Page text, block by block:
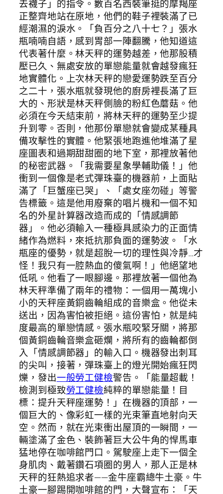
去襪子」的指令。數百名西裝筆挺的摩羯座
正整齊地站在原地，他們的鞋子裡裝滿了已
經潮濕的淚水。「負百分之八十七？」張水
瓶喃喃自語，感到胃部一陣翻騰，他知道這
代表著什麼。林天秤的運勢越差，他那股積
壓已久、無處安放的單戀能量就會越發瘋狂
地實體化。上次林天秤的戀愛運勢跌至百分
之二十，張水瓶就發現他的廚房裡長滿了巨
大的、形狀是林天秤側臉的粉紅色蘑菇。他
必須在今天結束前，將林天秤的運勢至少提
升到零。否則，他那份單戀就會變成某種具
備攻擊性的實體。他緊張地跑進他堆滿了星
座圖表和過期甜甜圈的地下室，那裡放著他
的秘密武器。「我需要星象學輔助儀！」他
衝到一個像是老式彈珠臺的機器前，上面貼
滿了「巨蟹座已哭」、「處女座勿碰」等警
告標籤。這是他用廢棄的唱片機和一個不知
名的外星計算器改造而成的「情感調節
器」。他必須輸入一種極具感染力的正面情
緒作為燃料，來抵抗那負面的運勢波。「水
瓶座的優勢，就是超脫一切的理性與冷靜…才
怪！我只有一腔熱血的傻氣啊！」他絕望地
低吼。他看了一眼腳邊。那裡放著一個他為
林天秤準備了兩年的禮物：一個用一萬塊小
小的天秤座黃銅齒輪組成的音樂盒。他從未
送出，因為害怕被拒絕。這份害怕，就是純
度最高的單戀情感。張水瓶咬緊牙關，將那
個黃銅齒輪音樂盒砸爛，將所有的齒輪都倒
入「情感調節器」的輸入口。機器發出刺耳
的尖叫，接著，彈珠臺上的燈光開始瘋狂閃
爍，發出一般勞工健檢警告。「能量超載！
檢測到極致勞工健檢純粹的單戀能量！目
標：提升天秤座運勢！」在機器的頂部，一
個巨大的、像彩虹一樣的光束筆直地射向天
空。然而，就在光束衝出屋頂的一瞬間，一
輛塗滿了金色、裝飾著巨大公牛角的悍馬車
猛地停在咖啡館門口。駕駛座上走下一個全
身肌肉、戴著鑽石項圈的男人，那人正是林
天秤的狂熱追求者——金牛座霸總牛土豪。牛
土豪一腳踢開咖啡館的門，大聲宣布：「天